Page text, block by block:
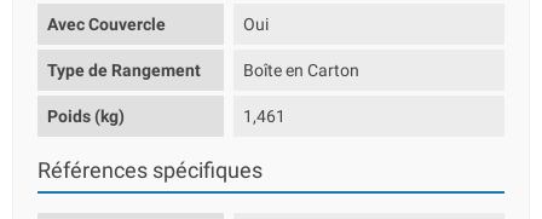
Avec Couvercle Oui
Type de Rangement Boîte en Carton
Poids (kg) 1,461
Références spécifiques